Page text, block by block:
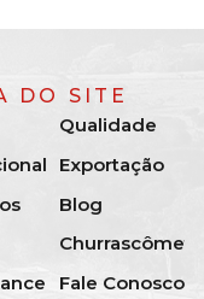
DO SITE
Qualidade
Exportação
Blog
Fale Conosco